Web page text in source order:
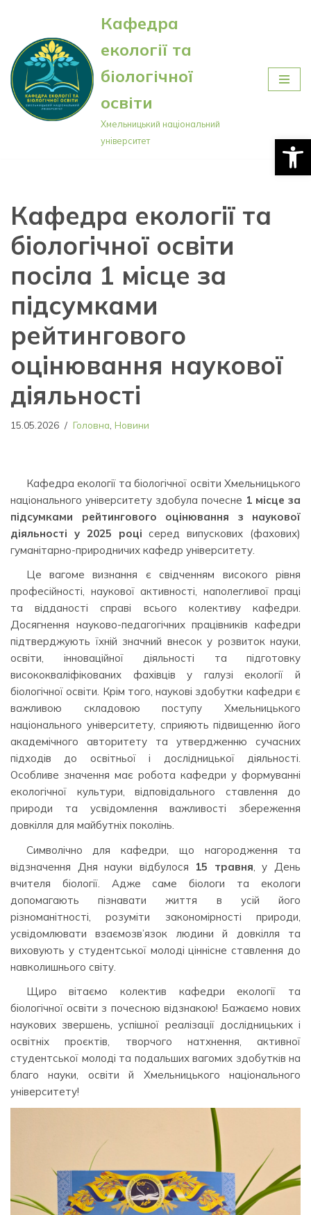
Перейти
до
вмісту
Кафедра
екології та
біологічної
освіти
Хмельницький національний
університет
Кафедра екології та
біологічної освіти
посіла 1 місце за
підсумками
рейтингового
оцінювання наукової
діяльності
15.05.2026 Головна Новини
Кафедра екології та біологічної освіти Хмельницького
національного університету здобула почесне 1 місце за
підсумками рейтингового оцінювання з наукової
діяльності у 2025 році серед випускових (фахових)
гуманітарно-природничих кафедр університету.
Це вагоме визнання є свідченням високого рівня
професійності, наукової активності, наполегливої праці
та відданості справі всього колективу кафедри.
Досягнення науково-педагогічних працівників кафедри
підтверджують їхній значний внесок у розвиток науки,
освіти, інноваційної діяльності та підготовку
висококваліфікованих фахівців у галузі екології й
біологічної освіти. Крім того, наукові здобутки кафедри є
важливою складовою поступу Хмельницького
національного університету, сприяють підвищенню його
академічного авторитету та утвердженню сучасних
підходів до освітньої і дослідницької діяльності.
Особливе значення має робота кафедри у формуванні
екологічної культури, відповідального ставлення до
природи та усвідомлення важливості збереження
довкілля для майбутніх поколінь.
Символічно для кафедри, що нагородження та
відзначення Дня науки відбулося 15 травня , у День
вчителя біології. Адже саме біологи та екологи
допомагають пізнавати життя в усій його
різноманітності, розуміти закономірності природи,
усвідомлювати взаємозв’язок людини й довкілля та
виховують у студентської молоді ціннісне ставлення до
навколишнього світу.
Щиро вітаємо колектив кафедри екології та
біологічної освіти з почесною відзнакою! Бажаємо нових
наукових звершень, успішної реалізації дослідницьких і
освітніх проєктів, творчого натхнення, активної
студентської молоді та подальших вагомих здобутків на
благо науки, освіти й Хмельницького національного
університету!